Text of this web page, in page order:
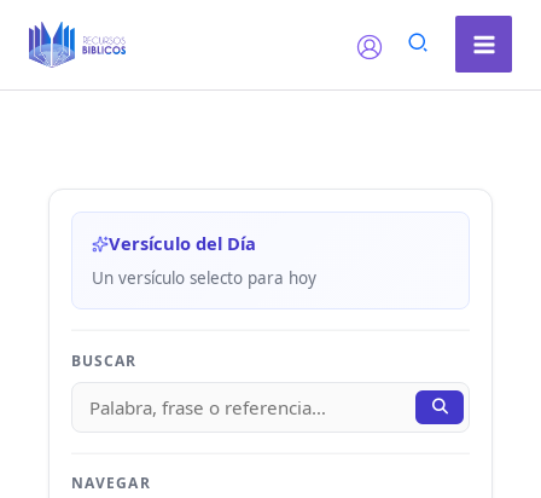
Versículo del Día
Un versículo selecto para hoy
BUSCAR
NAVEGAR